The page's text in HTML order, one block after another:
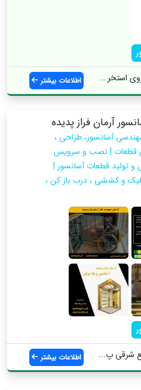
پام... اطلاعات بیشتر
آرمان فراز پدیده
آسانسور، طراحی ،
قطعات | نصب و سرویس
تولید قطعات آسانسور |
و کششی ، درب باز کن ،
شرقی پ... اطلاعات بیشتر